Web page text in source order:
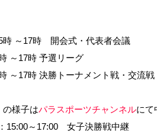
時 ～17時 開会式・代表者会議
～17時 予選リーグ
～17時 決勝トーナメント戦・交流
様子はパラスポーツチャンネルにて
15:00～17:00 女子決勝戦中継​